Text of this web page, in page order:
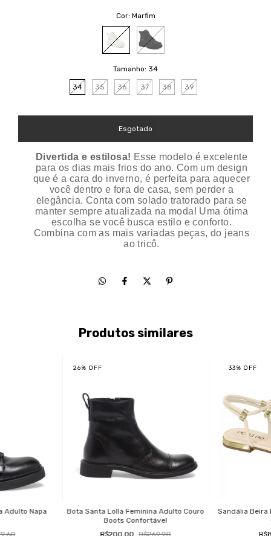
Cor: Marfim
Tamanho: 34
34 35 36 37 38 39
Divertida e estilosa! Esse modelo é excelente
para os dias mais frios do ano. Com um design
que é a cara do inverno, é perfeita para aquecer
você dentro e fora de casa, sem perder a
elegância. Conta com solado tratorado para se
manter sempre atualizada na moda! Uma ótima
escolha se você busca estilo e conforto.
Combina com as mais variadas peças, do jeans
ao tricô.
Produtos similares
Adulto Napa
26% OFF
Bota Santa Lolla Feminina Adulto Couro
Boots Confortável
33% OFF
Sandália Beira